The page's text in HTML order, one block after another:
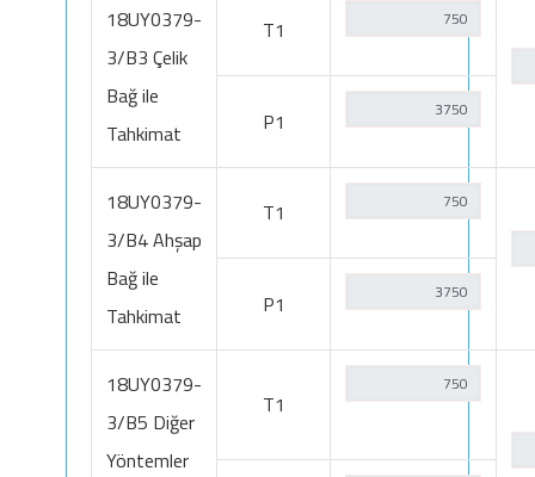
18UY0379-
3/B3 Çelik
Bağ ile
Tahkimat
T1
P1
18UY0379-
3/B4 Ahşap
Bağ ile
Tahkimat
T1
P1
18UY0379-
3/B5 Diğer
Yöntemler
T1